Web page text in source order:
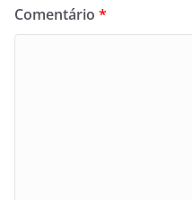
Comentário *